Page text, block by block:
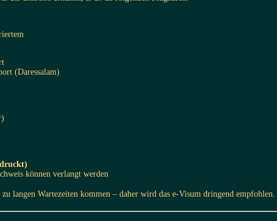
(Daressalam)
können verlangt werden
langen Wartezeiten kommen – daher wird das e-Visum dringend empfohlen.